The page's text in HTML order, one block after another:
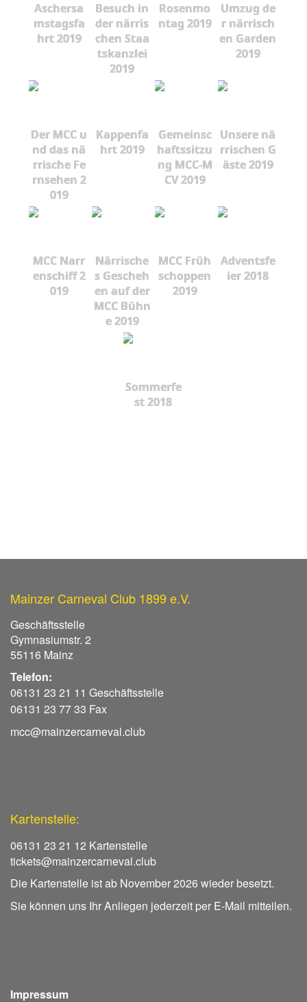
Aschersa
mstagsfa
hrt 2019
Besuch in
der närris
chen Staa
tskanzlei
2019
Rosenmo
ntag 2019
Umzug de
r närrisch
en Garden
2019
Der MCC u
nd das nä
rrische Fe
rnsehen 2
019
Kappenfa
hrt 2019
Gemeinsc
haftssitzu
ng MCC-M
CV 2019
Unsere nä
rrischen G
äste 2019
MCC Narr
enschiff 2
019
Närrische
s Gescheh
en auf der
MCC Bühn
e 2019
MCC Früh
schoppen
2019
Adventsfe
ier 2018
Sommerfe
st 2018
Mainzer Carneval Club 1899 e.V.
Geschäftsstelle
Gymnasiumstr. 2
55116 Mainz
Telefon:
06131 23 21 11 Geschäftsstelle
06131 23 77 33 Fax
mcc@mainzercarneval.club
Kartenstelle:
06131 23 21 12 Kartenstelle
tickets@mainzercarneval.club
Die Kartenstelle ist ab November 2026 wieder besetzt.
Sie können uns Ihr Anliegen jederzeit per E-Mail mitteilen.
Impressum